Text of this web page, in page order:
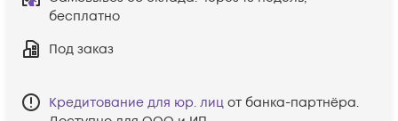
бесплатно
Под заказ
Кредитование для юр. лиц от банка-партнёра.